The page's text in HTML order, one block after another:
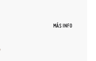
MÁS INFO